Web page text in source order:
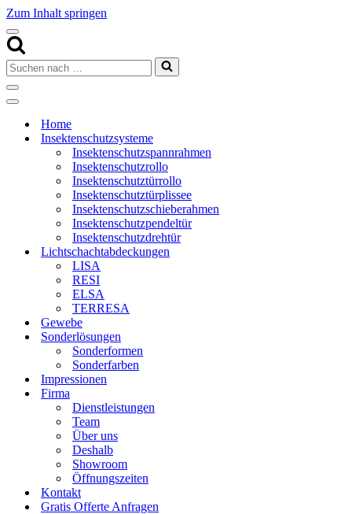
Zum Inhalt springen
Navigationsmenü
Suchen
nach …
Navigationsmenü
Navigationsmenü
Home
Insektenschutzsysteme
Insektenschutzspannrahmen
Insektenschutzrollo
Insektenschutztürrollo
Insektenschutztürplissee
Insektenschutzschieberahmen
Insektenschutzpendeltür
Insektenschutzdrehtür
Lichtschachtabdeckungen
LISA
RESI
ELSA
TERRESA
Gewebe
Sonderlösungen
Sonderformen
Sonderfarben
Impressionen
Firma
Dienstleistungen
Team
Über uns
Deshalb
Showroom
Öffnungszeiten
Kontakt
Gratis Offerte Anfragen